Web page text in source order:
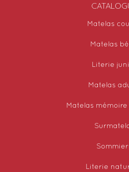
Matelas
Matelas
Literie
Matelas
Matelas
Literie